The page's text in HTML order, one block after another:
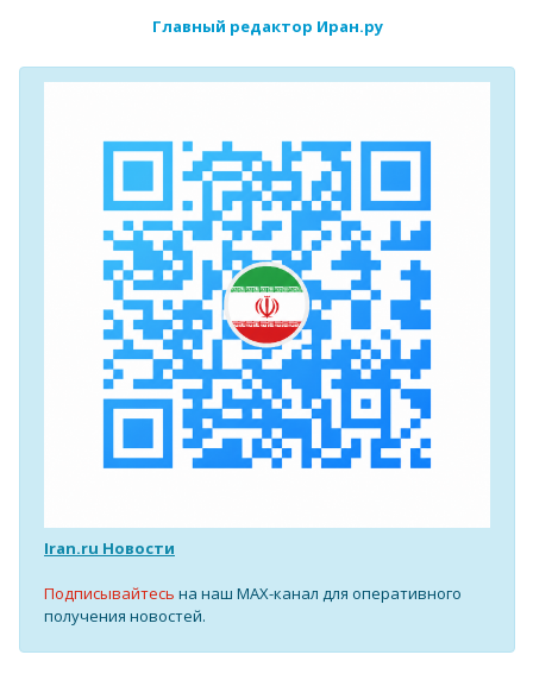
Главный редактор Иран.ру
Iran.ru Новости
Подписывайтесь на наш MAX-канал для оперативного
получения новостей.